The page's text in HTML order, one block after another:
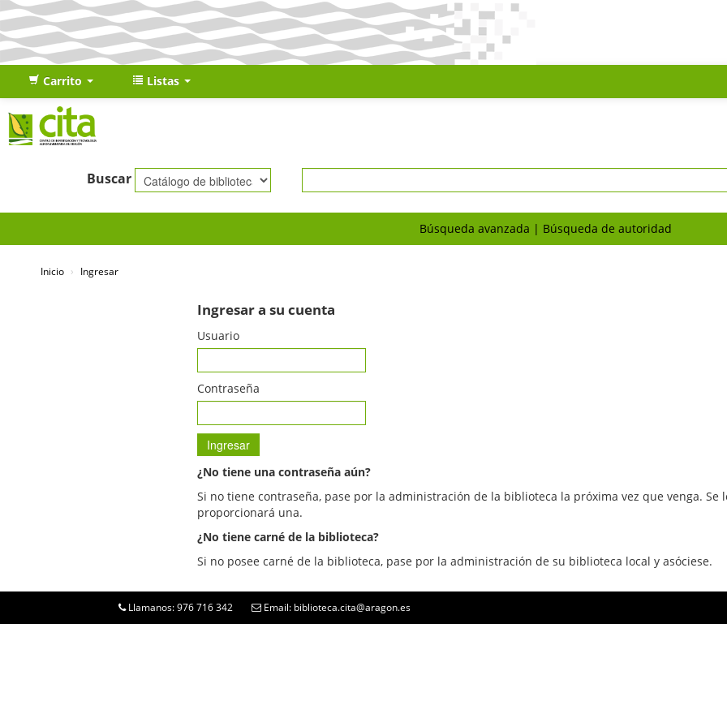
Carrito Listas
Buscar
Búsqueda avanzada Búsqueda de autoridad
Inicio › Ingresar
Ingresar a su cuenta
Usuario
Contraseña
¿No tiene una contraseña aún?
Si no tiene contraseña, pase por la administración de la biblioteca la próxima vez que venga. Se
proporcionará una.
¿No tiene carné de la biblioteca?
Si no posee carné de la biblioteca, pase por la administración de su biblioteca local y asóciese.
Llamanos: 976 716 342 Email: biblioteca.cita@aragon.es